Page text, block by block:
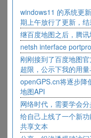
windows11 的系统更
期上午放行了更新，
继百度地图之后，腾
netsh interface
刚刚接到了百度地图
超限，公示下我的用
openGPS.cn将逐步降
地图API
网络时代，需要学会
给自己上线了一个新
共享文本